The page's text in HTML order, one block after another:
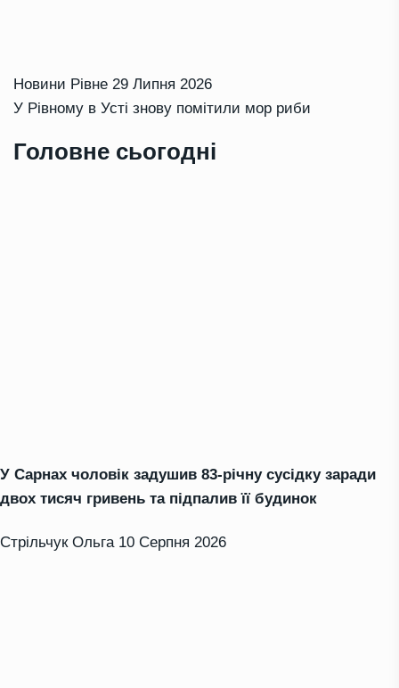
Новини Рівне 29 Липня 2026
У Рівному в Усті знову помітили мор риби
Головне сьогодні
У Сарнах чоловік задушив 83-річну сусідку заради
двох тисяч гривень та підпалив її будинок
Стрільчук Ольга 10 Серпня 2026